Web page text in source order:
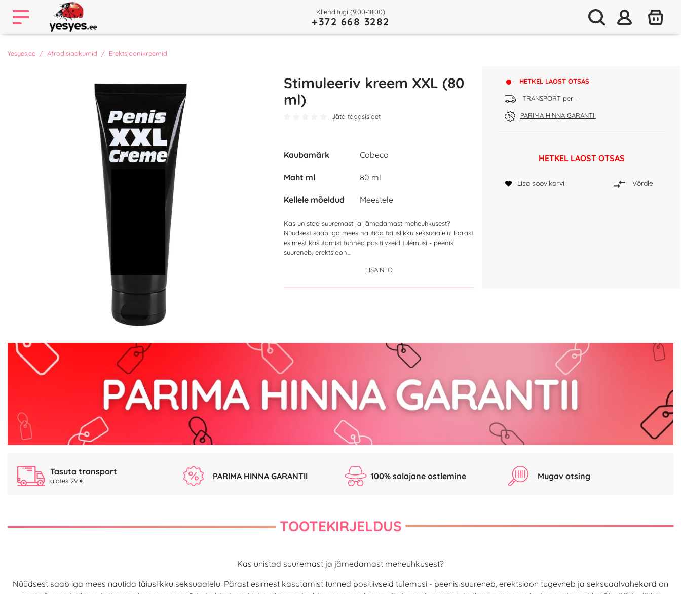
Klienditugi (9:00-18:00)
+372 668 3282
Yesyes.ee Afrodisiaakumid Erektsioonikreemid
Stimuleeriv kreem XXL (80
ml)
Jäta tagasisidet
HETKEL LAOST OTSAS
TRANSPORT per -
PARIMA HINNA GARANTII
Kaubamärk Cobeco
Maht ml 80 ml
Kellele mõeldud Meestele
Kas unistad suuremast ja jämedamast meheuhkusest?
Nüüdsest saab iga mees nautida täiuslikku seksuaalelu! Pärast
esimest kasutamist tunned positiivseid tulemusi - peenis
suureneb, erektsioon...
LISAINFO
HETKEL LAOST OTSAS
Lisa soovikorvi Võrdle
Tasuta transport
alates 29 € PARIMA HINNA GARANTII 100% salajane ostlemine Mugav otsing
TOOTEKIRJELDUS
Kas unistad suuremast ja jämedamast meheuhkusest?
Nüüdsest saab iga mees nautida täiuslikku seksuaalelu! Pärast esimest kasutamist tunned positiivseid tulemusi - peenis suureneb, erektsioon tugevneb ja seksuaalvahekord on